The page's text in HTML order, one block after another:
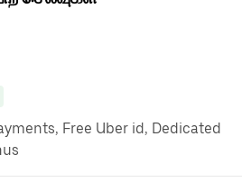
Free Uber id, Dedicated